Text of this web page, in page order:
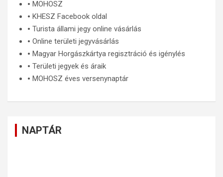
🞄 MOHOSZ
🞄 KHESZ Facebook oldal
🞄 Turista állami jegy online vásárlás
🞄 Online területi jegyvásárlás
🞄 Magyar Horgászkártya regisztráció és igénylés
🞄 Területi jegyek és áraik
🞄 MOHOSZ éves versenynaptár
NAPTÁR